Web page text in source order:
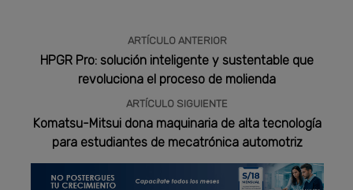
ARTÍCULO ANTERIOR
HPGR Pro: solución inteligente y sustentable que
revoluciona el proceso de molienda
ARTÍCULO SIGUIENTE
Komatsu-Mitsui dona maquinaria de alta tecnología
para estudiantes de mecatrónica automotriz